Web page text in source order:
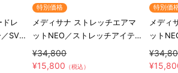
レ
SV-
特別価格
メディサナ ストレッチエアマ
ットNEO／ストレッチアイテ
ム
¥34,800
¥15,800 （税込）
特別価
メディ
ット
ム